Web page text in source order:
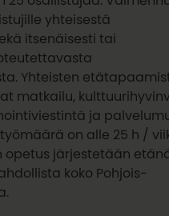
yhteisestä
itsenäisesti tai
Yhteisten
matkailu,
ja
on alle 25 h /
opetus järjestetään
koko Pohjois-